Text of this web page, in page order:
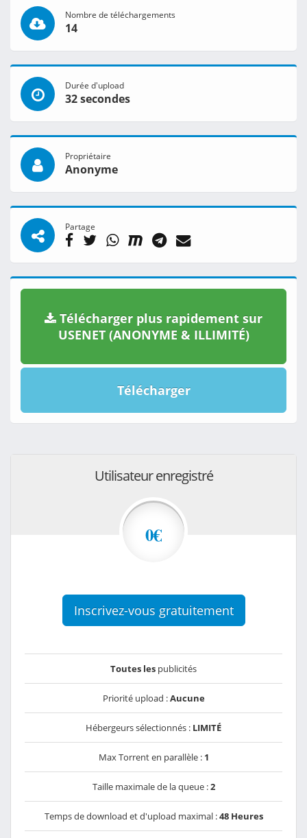
Nombre de téléchargements
14
Durée d'upload
32 secondes
Propriétaire
Anonyme
Partage
Télécharger plus rapidement sur
USENET (ANONYME & ILLIMITÉ)
Télécharger
Utilisateur enregistré
0€
Inscrivez-vous gratuitement
Toutes les publicités
Priorité upload :Aucune
Hébergeurs sélectionnés : LIMITÉ
Max Torrent en parallèle : 1
Taille maximale de la queue :2
Temps de download et d'upload maximal :48 Heures